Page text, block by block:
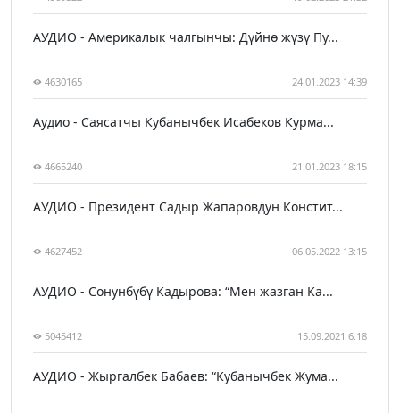
АУДИО - Америкалык чалгынчы: Дүйнө жүзү Пу...
4630165 24.01.2023 14:39
Аудио - Саясатчы Кубанычбек Исабеков Курма...
4665240 21.01.2023 18:15
АУДИО - Президент Садыр Жапаровдун Констит...
4627452 06.05.2022 13:15
АУДИО - Сонунбүбү Кадырова: “Мен жазган Ка...
5045412 15.09.2021 6:18
АУДИО - Жыргалбек Бабаев: “Кубанычбек Жума...